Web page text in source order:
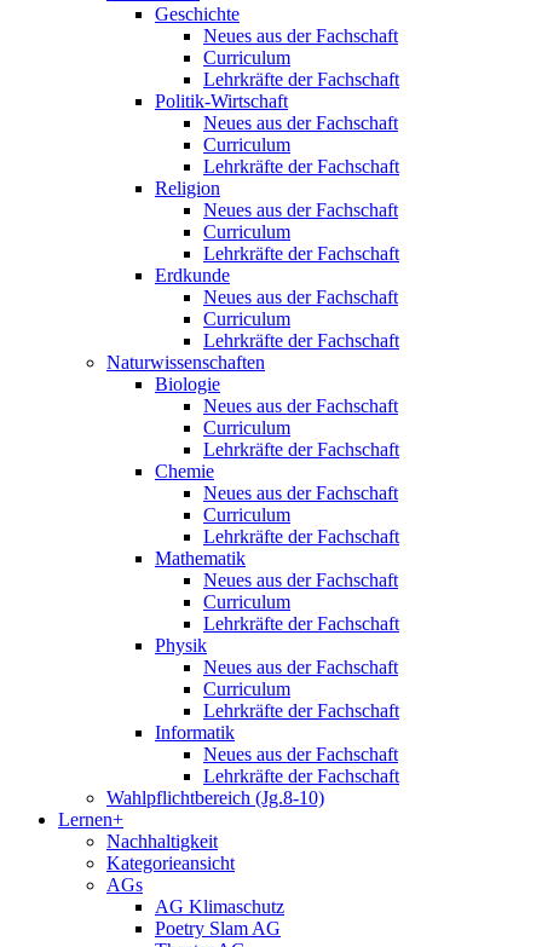
Geschichte
Neues aus der Fachschaft
Curriculum
Lehrkräfte der Fachschaft
Politik-Wirtschaft
Neues aus der Fachschaft
Curriculum
Lehrkräfte der Fachschaft
Religion
Neues aus der Fachschaft
Curriculum
Lehrkräfte der Fachschaft
Erdkunde
Neues aus der Fachschaft
Curriculum
Lehrkräfte der Fachschaft
Naturwissenschaften
Biologie
Neues aus der Fachschaft
Curriculum
Lehrkräfte der Fachschaft
Chemie
Neues aus der Fachschaft
Curriculum
Lehrkräfte der Fachschaft
Mathematik
Neues aus der Fachschaft
Curriculum
Lehrkräfte der Fachschaft
Physik
Neues aus der Fachschaft
Curriculum
Lehrkräfte der Fachschaft
Informatik
Neues aus der Fachschaft
Lehrkräfte der Fachschaft
Wahlpflichtbereich (Jg.8-10)
Lernen+
Nachhaltigkeit
Kategorieansicht
AGs
AG Klimaschutz
Poetry Slam AG